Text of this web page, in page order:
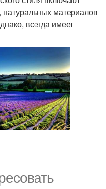
натуральных материалов
всегда имеет